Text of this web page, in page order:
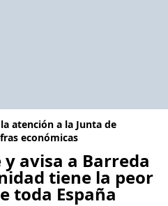
atención a la Junta de
económicas
avisa a Barreda
tiene la peor
toda España